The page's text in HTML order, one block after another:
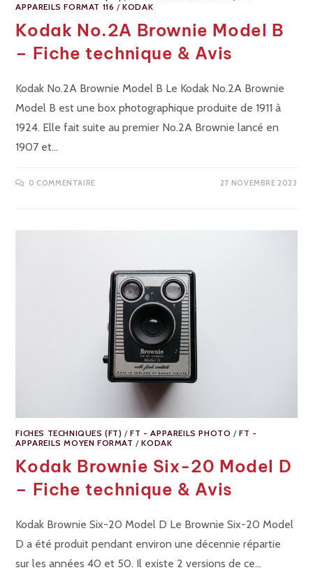
APPAREILS FORMAT 116 /KODAK
Kodak No.2A Brownie Model B
– Fiche technique & Avis
Kodak No.2A Brownie Model B Le Kodak No.2A Brownie
Model B est une box photographique produite de 1911 à
1924. Elle fait suite au premier No.2A Brownie lancé en
1907 et…
0 COMMENTAIRE 27 NOVEMBRE 2023
FICHES TECHNIQUES (FT) /FT - APPAREILS PHOTO /FT -
APPAREILS MOYEN FORMAT /KODAK
Kodak Brownie Six-20 Model D
– Fiche technique & Avis
Kodak Brownie Six-20 Model D Le Brownie Six-20 Model
D a été produit pendant environ une décennie répartie
sur les années 40 et 50. Il existe 2 versions de ce…